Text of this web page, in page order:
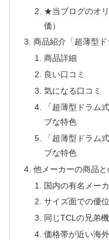
★当ブログのオ
価）
商品紹介「超薄型ド
商品詳細
良い口コミ
気になる口コミ
「超薄型ドラム
ブな特色
「超薄型ドラム
ブな特色
他メーカーの商品と
国内の有名メー
サイズ面での優
同じTCLの兄弟
価格帯が近い海